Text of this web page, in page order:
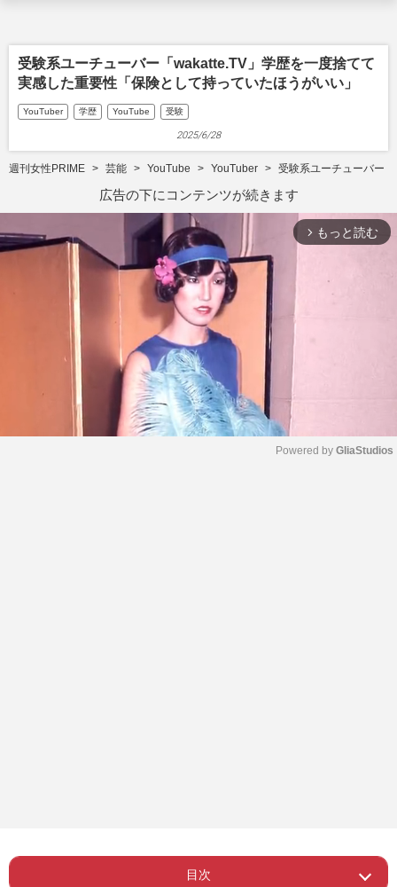
受験系ユーチューバー「wakatte.TV」学歴を一度捨てて
実感した重要性「保険として持っていたほうがいい」
YouTuber 学歴 YouTube 受験
2025/6/28
週刊女性PRIME 芸能 YouTube YouTuber 受験系ユーチューバー
広告の下にコンテンツが続きます
arrow_forward_ios もっと読む
Powered by GliaStudios
目次